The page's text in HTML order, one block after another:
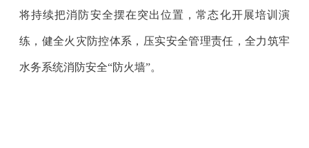
将持续把消防安全摆在突出位置，常态化开展培训演
练，健全火灾防控体系，压实安全管理责任，全力筑牢
水务系统消防安全“防火墙”。